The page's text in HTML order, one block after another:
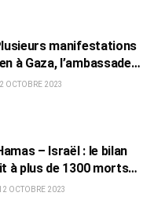
manifestations
à Gaza, l’ambassade
ses portes !
OCTOBRE 2023
– Israël : le bilan
à plus de 1300 morts
du côté
OCTOBRE 2023